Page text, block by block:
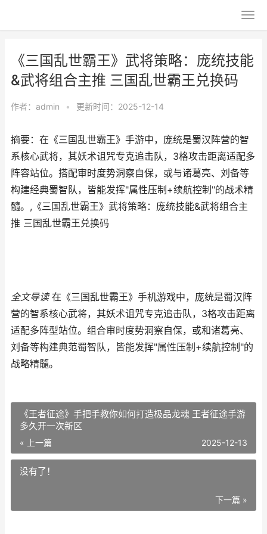
《三国乱世霸王》武将策略：庞统技能
&武将组合主推 三国乱世霸王兑换码
作者： admin • 更新时间：2025-12-14
摘要：在《三国乱世霸王》手游中，庞统是蜀汉阵营的智
系核心武将，其妖术诅咒专克追击队，3格攻击距离适配多
阵容站位。搭配审时度势洞察自保，或与诸葛亮、刘备等
构建经典蜀智队，皆能发挥"属性压制+续航控制"的战术精
髓。,《三国乱世霸王》武将策略：庞统技能&武将组合主
推 三国乱世霸王兑换码
全文导读在《三国乱世霸王》手机游戏中，庞统是蜀汉阵
营的智系核心武将，其妖术诅咒专克追击队，3格攻击距离
适配多阵型站位。组合审时度势洞察自保，或和诸葛亮、
刘备等构建典范蜀智队，皆能发挥"属性压制+续航控制"的
战略精髓。
《王者征途》手把手教你如何打造极品龙魂 王者征途手游
多久开一次新区
« 上一篇 2025-12-13
没有了！
下一篇 »